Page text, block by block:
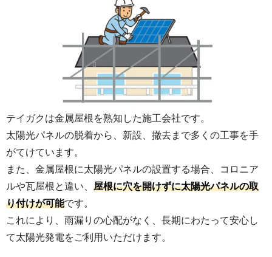
テイガクは金属屋根を熟知した施工会社です。
太陽光パネルの脱着から、新設、撤去まで多くの工事を手
がてけています。
また、金属屋根に太陽光パネルの設置する場合、コロニア
ルや瓦屋根と違い、 屋根に穴を開けずに太陽光パネルの取
り付けが可能です。
これにより、雨漏りの心配がなく、長期にわたって安心し
て太陽光発電をご利用いただけます。